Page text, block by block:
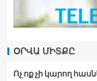
ՕՐՎԱ ՄԻՏՔԸ
Ոչ ոք չի կարող